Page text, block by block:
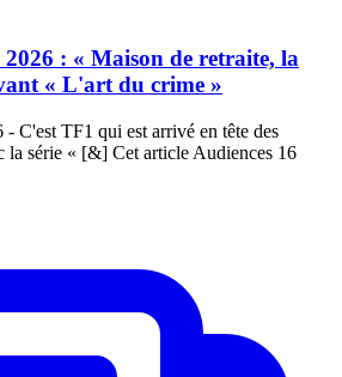
2026 : « Maison de retraite, la
« L'art du crime »
C'est TF1 qui est arrivé en tête des
la série « [&] Cet article Audiences 16